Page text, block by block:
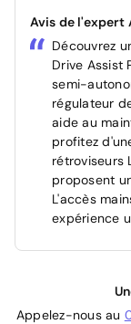
Avis de l'expert
Découvrez
Drive Assist
semi-
régulateur
aide au
profitez
rétroviseurs
proposent
L'accès
expérience
Appelez-nous au